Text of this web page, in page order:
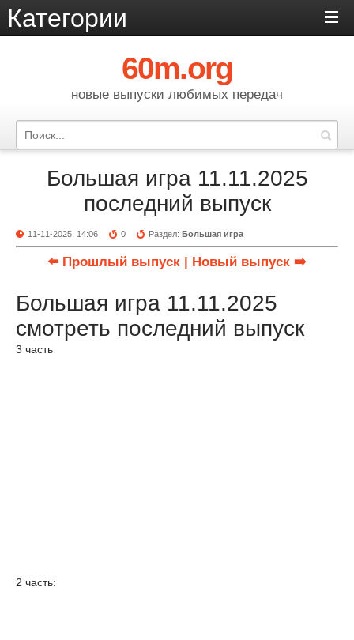
Категории
60m.org
новые выпуски любимых передач
Большая игра 11.11.2025
последний выпуск
11-11-2025, 14:06 0 Раздел:Большая игра
⬅️ Прошлый выпуск | Новый выпуск ➡️
Большая игра 11.11.2025
смотреть последний выпуск
3 часть
2 часть: